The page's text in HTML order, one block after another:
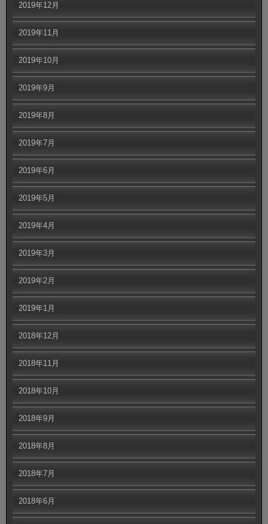
2019年12月
2019年11月
2019年10月
2019年9月
2019年8月
2019年7月
2019年6月
2019年5月
2019年4月
2019年3月
2019年2月
2019年1月
2018年12月
2018年11月
2018年10月
2018年9月
2018年8月
2018年7月
2018年6月